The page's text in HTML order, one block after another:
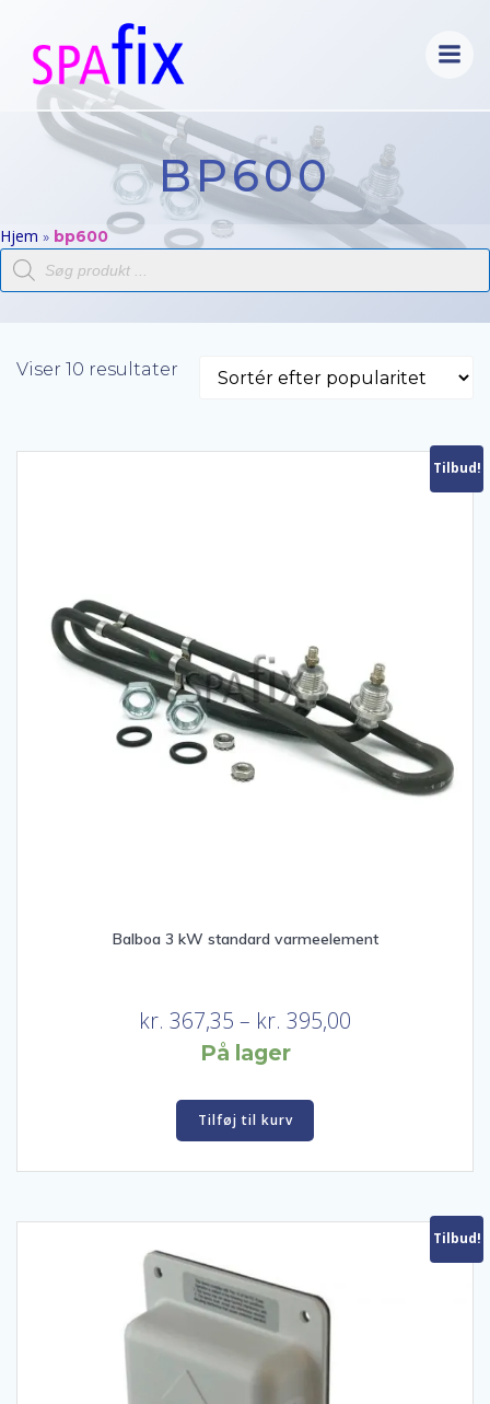
BP600
Hjem » bp600
Products
search
Viser 10 resultater Sorteret
Tilbud!
Balboa 3 kW standard varmeelement
kr. 367,35 – kr. 395,00
På lager
Tilføj til kurv
Tilbud!